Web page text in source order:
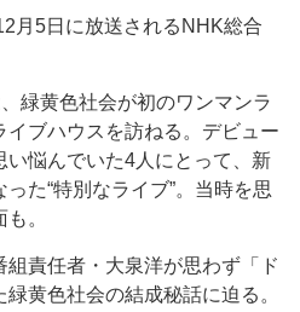
月5日に放送されるNHK総合
緑黄色社会が初のワンマンラ
ブハウスを訪ねる。デビュー
悩んでいた4人にとって、新
た“特別なライブ”。当時を思
。
責任者・大泉洋が思わず「ド
黄色社会の結成秘話に迫る。